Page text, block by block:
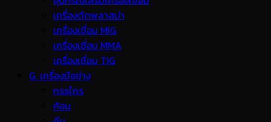
เครื่องตัดพลาสม่า
เครื่องเชื่อม MIG
เครื่องเชื่อม MMA
เครื่องเชื่อม TIG
G. เครื่องมือช่าง
กรรไกร
ค้อน